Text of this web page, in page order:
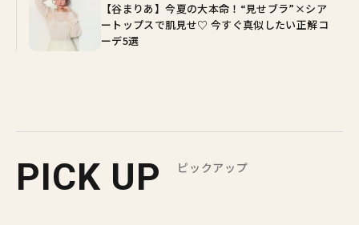
【谷まりあ】今夏の大本命！“見せブラ”×シア
ートップスで肌見せ♡ 今すぐ真似したい正解コ
ーデ5選
PICK UP ピックアップ